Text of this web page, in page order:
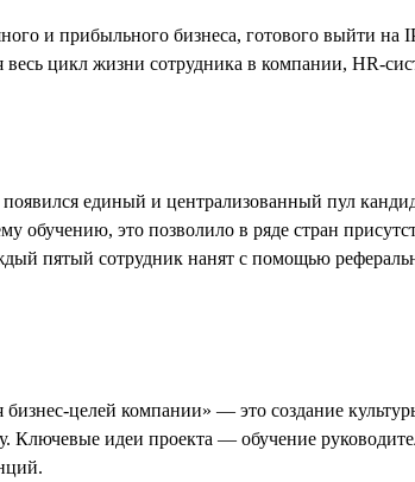
и прибыльного бизнеса, готового выйти на
цикл жизни сотрудника в компании, HR-
единый и централизованный пул
обучению, это позволило в ряде стран
пятый сотрудник нанят с помощью
целей компании» — это создание
идеи проекта — обучение